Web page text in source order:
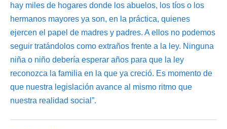
hay miles de hogares donde los abuelos, los tíos o los
hermanos mayores ya son, en la práctica, quienes
ejercen el papel de madres y padres. A ellos no podemos
seguir tratándolos como extraños frente a la ley. Ninguna
niña o niño debería esperar años para que la ley
reconozca la familia en la que ya creció. Es momento de
que nuestra legislación avance al mismo ritmo que
nuestra realidad social”.